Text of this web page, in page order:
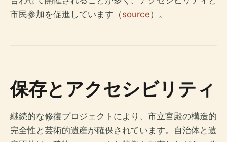
市民参加を促進しています（source）。
保存とアクセシビリティ
継続的な修復プロジェクトにより、市立宮殿の構造的
完全性と芸術的遺産が確保されています。自治体と遺